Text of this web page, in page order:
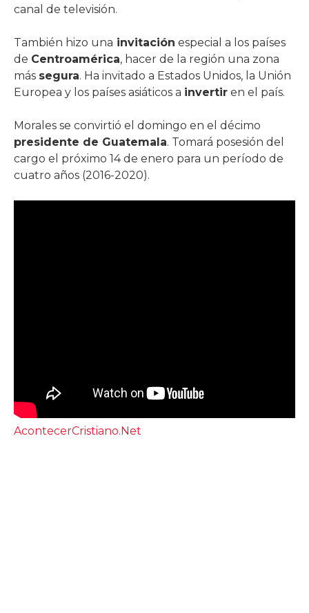
canal de televisión.
También hizo una invitación especial a los países
de Centroamérica, hacer de la región una zona
más segura. Ha invitado a Estados Unidos, la Unión
Europea y los países asiáticos a invertir en el país.
Morales se convirtió el domingo en el décimo
presidente de Guatemala. Tomará posesión del
cargo el próximo 14 de enero para un período de
cuatro años (2016-2020).
AcontecerCristiano.Net